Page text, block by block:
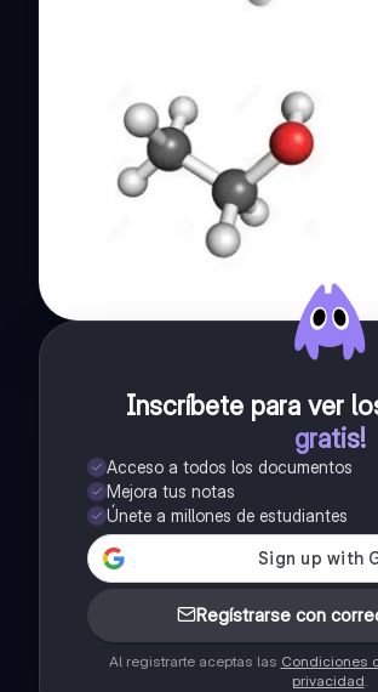
Inscríbete para ver
gratis!
Acceso a todos los documentos
Mejora tus notas
Únete a millones de estudiantes
Regístrarse con
Al registrarte aceptas las Condiciones
privacidad.